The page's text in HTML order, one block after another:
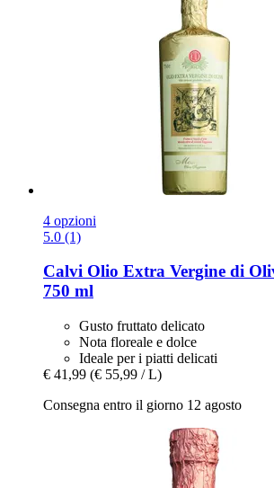
4 opzioni
5.0 (1)
Calvi Olio Extra Vergine di
750 ml
Gusto fruttato delicato
Nota floreale e dolce
Ideale per i piatti delicati
€ 41,99 (€ 55,99 / L)
Consegna entro il giorno 12 agosto